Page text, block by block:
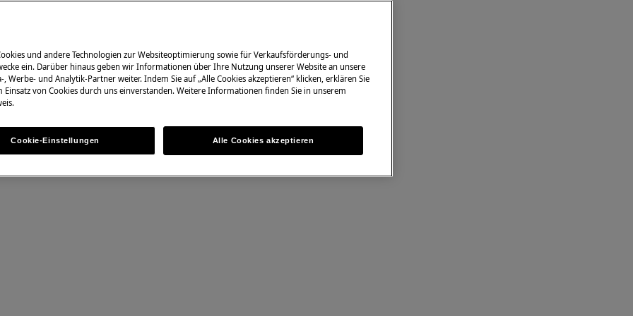
nicht professionelle Reparatur
durchgeführt wird
die Beschreibung und die Bilder
und des
und andere Technologien zur Websiteoptimierung sowie für Verkaufsförderungs- und
ein. Darüber hinaus geben wir Informationen über Ihre Nutzung unserer Website an unsere
, Werbe- und Analytik-Partner weiter. Indem Sie auf „Alle Cookies akzeptieren“ klicken, erklären Sie
Einsatz von Cookies durch uns einverstanden. Weitere Informationen finden Sie in unserem
Cookie-Einstellungen Alle Cookies akzeptieren